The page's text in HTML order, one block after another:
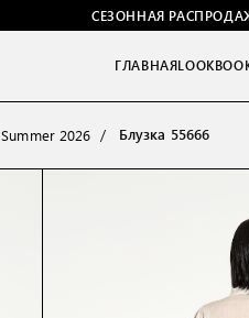
СЕЗОННАЯ
ГЛАВНАЯ
Summer 2026 Блузка 55666